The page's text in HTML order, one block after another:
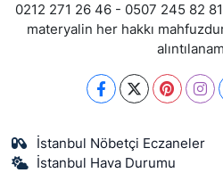
0212 271 26 46 - 0507 245 82
materyalin her hakkı
İstanbul Nöbetçi Eczaneler
İstanbul Hava Durumu